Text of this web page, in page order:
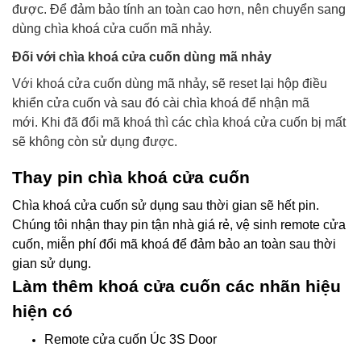
được. Để đảm bảo tính an toàn cao hơn, nên chuyển sang
dùng chìa khoá cửa cuốn mã nhảy.
Đối với chìa khoá cửa cuốn dùng mã nhảy
Với khoá cửa cuốn dùng mã nhảy, sẽ reset lại hộp điều
khiển cửa cuốn và sau đó cài chìa khoá để nhận mã
mới. Khi đã đổi mã khoá thì các chìa khoá cửa cuốn bị mất
sẽ không còn sử dụng được.
Thay pin chìa khoá cửa cuốn
Chìa khoá cửa cuốn sử dụng sau thời gian sẽ hết pin.
Chúng tôi nhận thay pin tận nhà giá rẻ, vệ sinh remote cửa
cuốn, miễn phí đổi mã khoá để đảm bảo an toàn sau thời
gian sử dụng.
Làm thêm khoá cửa cuốn các nhãn hiệu
hiện có
Remote cửa cuốn Úc 3S Door